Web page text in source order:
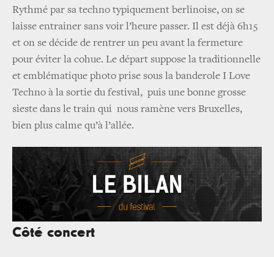
Rythmé par sa techno typiquement berlinoise, on se
laisse entrainer sans voir l’heure passer. Il est déjà 6h15
et on se décide de rentrer un peu avant la fermeture
pour éviter la cohue. Le départ suppose la traditionnelle
et emblématique photo prise sous la banderole I Love
Techno à la sortie du festival, puis une bonne grosse
sieste dans le train qui nous ramène vers Bruxelles,
bien plus calme qu’à l’allée.
Côté concert